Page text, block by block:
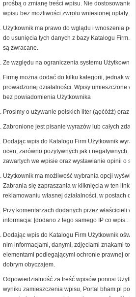
prośbą o zmianę treści wpisu. Nie dostosowanie
wpisu bez możliwości zwrotu wniesionej opłaty.
Użytkownik ma prawo do wglądu i wnoszenia
do usunięcia tych danych z bazy Katalogu Firm.
są zwracane.
Ze względu na ograniczenia systemu
Firmę można dodać do kilku kategorii, jednak
prowadzonej działalności. Wpisy umieszczone
bez powiadomienia Użytkownika
Prosimy o używanie polskich liter (ąęćóżź) oraz
Zabronione jest pisanie wyrazów lub całych
Dodając wpis do Katalogu Firm Użytkownik
ocen, zarówno pozytywnych jak i negatywnych.
zawartych we wpisie oraz wystawianie opinii o
Użytkownik ma możliwość wybrania opcji
Zabrania się zapraszania w kliknięcia w ten link
reklamowaniu własnej działalności, w postach
Przy komentarzach dodanych przez właścicieli
informacja: [dodano z tego samego IP co wpis....].
Dodając wpis do Katalogu Firm Użytkownik
nim informacjami, danymi, zdjęciami znakami
elementami podlegającymi ochronie prawnej
dobrym obyczajem.
Odpowiedzialność za treść wpisów ponosi
wyniku zamieszczenia wpisu, Portal bham.pl